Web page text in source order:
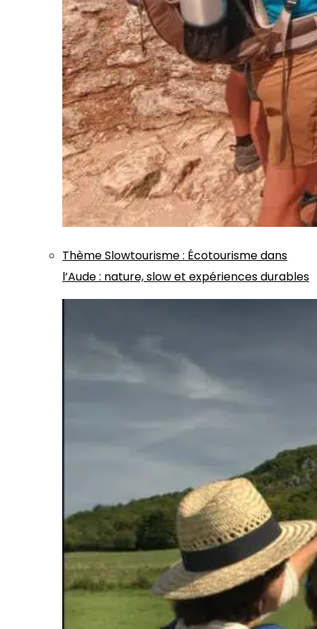
ThèmeSlowtourisme: Écotourisme dans
l’Aude : nature, slow et expériences durables